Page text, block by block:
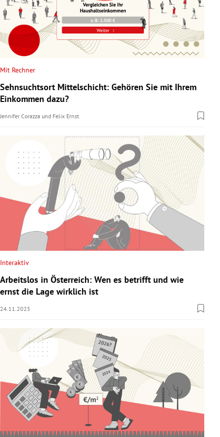
Mit Rechner
Sehnsuchtsort Mittelschicht: Gehören Sie mit Ihrem
Einkommen dazu?
Jennifer Corazza und Felix Ernst
Interaktiv
Arbeitslos in Österreich: Wen es betrifft und wie
ernst die Lage wirklich ist
24.11.2025